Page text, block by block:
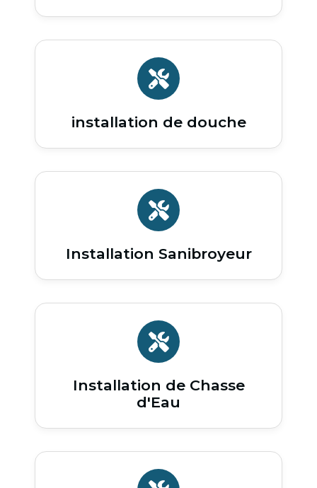
installation de douche
Installation Sanibroyeur
Installation de Chasse
d'Eau